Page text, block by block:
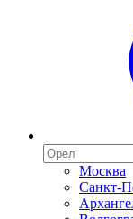
Москва
Санкт-